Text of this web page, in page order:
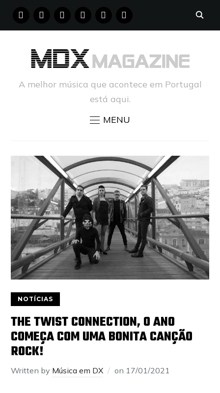
FACEBOOKINSTAGRAM
YOUTUBE PINTERESTTUMBLR
A melhor música que acontece em Portugal
está aqui.
MENU
NOTÍCIAS
THE TWIST CONNECTION, O ANO
COMEÇA COM UMA BONITA CANÇÃO
ROCK!
Written by Música em DX on 17/01/2021